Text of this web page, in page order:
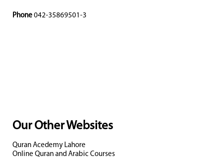
Phone 042-35869501-3
Our Other Websites
Quran Acedemy Lahore
Online Quran and Arabic Courses